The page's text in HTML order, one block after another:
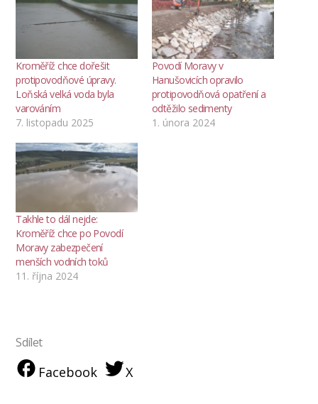
Kroměříž chce dořešit
protipovodňové úpravy.
Loňská velká voda byla
varováním
7. listopadu 2025
Povodí Moravy v
Hanušovicích opravilo
protipovodňová opatření a
odtěžilo sedimenty
1. února 2024
Takhle to dál nejde:
Kroměříž chce po Povodí
Moravy zabezpečení
menších vodních toků
11. října 2024
Sdílet
Facebook X